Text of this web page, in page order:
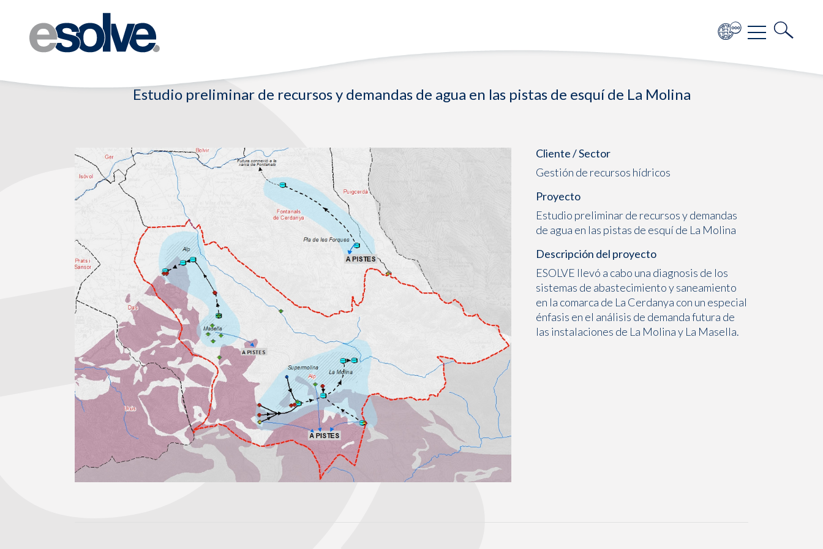
Estudio preliminar de recursos y demandas de agua en las pistas de esquí de La Molina
Cliente / Sector
Gestión de recursos hídricos
Proyecto
Estudio preliminar de recursos y demandas
de agua en las pistas de esquí de La Molina
Descripción del proyecto
ESOLVE llevó a cabo una diagnosis de los
sistemas de abastecimiento y saneamiento
en la comarca de La Cerdanya con un especial
énfasis en el análisis de demanda futura de
las instalaciones de La Molina y La Masella.